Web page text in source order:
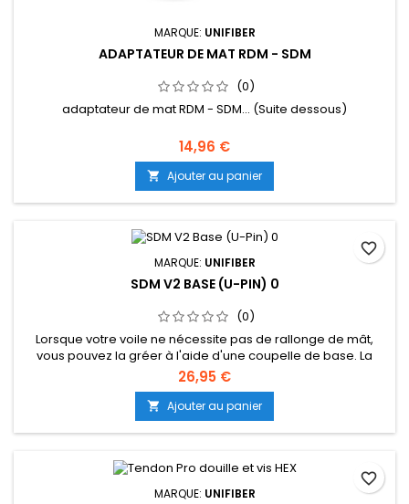
MARQUE: UNIFIBER
ADAPTATEUR DE MAT RDM - SDM
(0)
adaptateur de mat RDM - SDM... (Suite dessous)
14,96 €
 Ajouter au panier
MARQUE: UNIFIBER
SDM V2 BASE (U-PIN) 0
(0)
Lorsque votre voile ne nécessite pas de rallonge de mât,
vous pouvez la gréer à l'aide d'une coupelle de base. La
version V2 dispose d'une poulie supplémentaire pour un
hale-bas sans effort... (Suite dessous)
26,95 €
 Ajouter au panier
favorite_border
MARQUE: UNIFIBER
favorite_border